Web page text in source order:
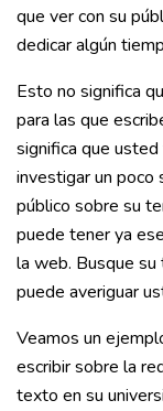
que ver con su
dedicar algún
Esto no significa
para las que
significa que
investigar un poco
público sobre su
puede tener ya
la web. Busque su
puede averiguar
Veamos un
escribir sobre la
texto en su